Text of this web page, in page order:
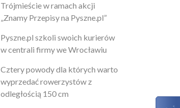
Trójmieście w ramach akcji
„Znamy Przepisy na Pyszne.pl”
Pyszne.pl szkoli swoich kurierów
w centrali firmy we Wrocławiu
Cztery powody dla których warto
wyprzedać rowerzystów z
odległością 150 cm